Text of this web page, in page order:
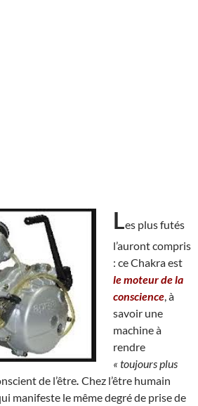
Les plus futés
l’auront compris
: ce Chakra est
le moteur de la
conscience , à
savoir une
machine à
rendre
« toujours plus
de l’être Chez l’être humain
manifeste le même degré de prise de